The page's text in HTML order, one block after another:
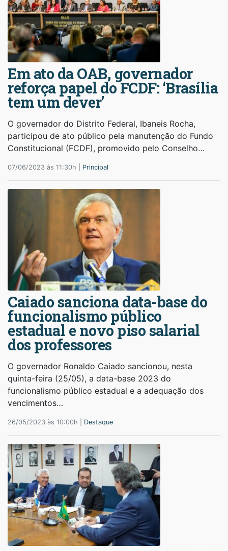
Em ato da OAB, governador
reforça papel do FCDF: ‘Brasília
tem um dever’
O governador do Distrito Federal, Ibaneis Rocha,
participou de ato público pela manutenção do Fundo
Constitucional (FCDF), promovido pelo Conselho…
07/06/2023 às 11:30h | Principal
Caiado sanciona data-base do
funcionalismo público
estadual e novo piso salarial
dos professores
O governador Ronaldo Caiado sancionou, nesta
quinta-feira (25/05), a data-base 2023 do
funcionalismo público estadual e a adequação dos
vencimentos…
26/05/2023 às 10:00h | Destaque